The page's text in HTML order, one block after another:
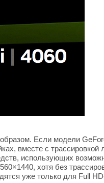
Если модели
вместе с
использующих
хотя без
уже только для Full